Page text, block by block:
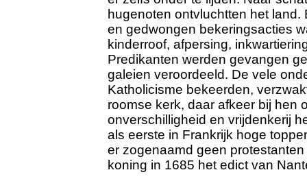
hugenoten ontvluchtten het land.
en gedwongen bekeringsacties
kinderroof, afpersing,
Predikanten werden gevangen
galeien veroordeeld. De vele
Katholicisme bekeerden,
roomse kerk, daar afkeer bij hen
onverschilligheid en vrijdenkerij
als eerste in Frankrijk hoge
er zogenaamd geen
koning in 1685 het edict van